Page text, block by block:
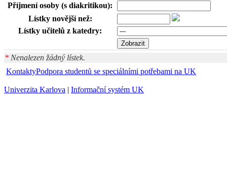
Příjmení osoby (s diakritikou):
Lístky novější než:
Lístky učitelů z katedry:
* Nenalezen žádný lístek.
KontaktyPodpora studentů se speciálními potřebami na UK
Univerzita Karlova | Informační systém UK